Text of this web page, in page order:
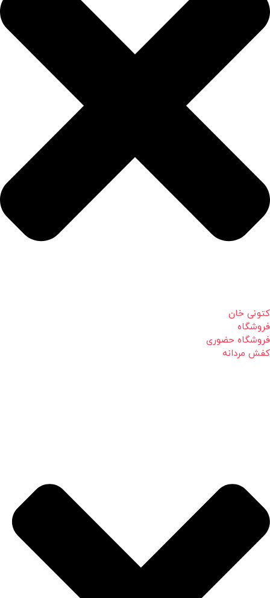
کتونی خان
فروشگاه
فروشگاه حضوری
کفش مردانه